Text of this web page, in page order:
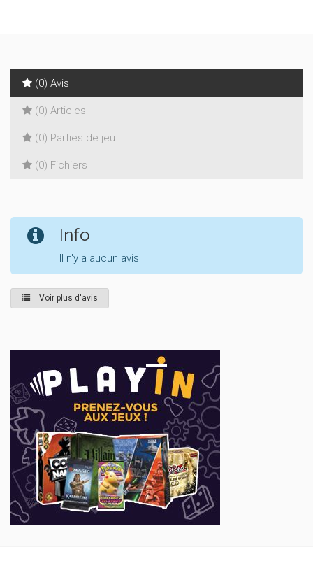
(0) Avis
(0) Articles
(0) Parties de jeu
(0) Fichiers
Info
Il n'y a aucun avis
Voir plus d'avis